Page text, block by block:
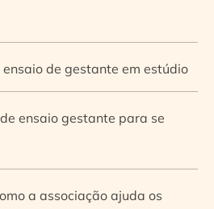
de gestante em estúdio
ensaio gestante para se
a associação ajuda os